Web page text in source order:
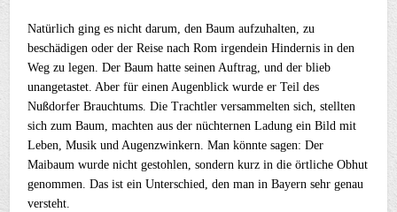
Natürlich ging es nicht darum, den Baum aufzuhalten, zu
beschädigen oder der Reise nach Rom irgendein Hindernis in den
Weg zu legen. Der Baum hatte seinen Auftrag, und der blieb
unangetastet. Aber für einen Augenblick wurde er Teil des
Nußdorfer Brauchtums. Die Trachtler versammelten sich, stellten
sich zum Baum, machten aus der nüchternen Ladung ein Bild mit
Leben, Musik und Augenzwinkern. Man könnte sagen: Der
Maibaum wurde nicht gestohlen, sondern kurz in die örtliche Obhut
genommen. Das ist ein Unterschied, den man in Bayern sehr genau
versteht.